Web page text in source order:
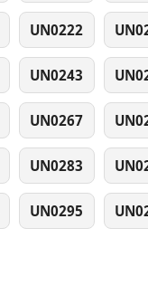
UN0222
UN0243
UN0267
UN0283
UN0295